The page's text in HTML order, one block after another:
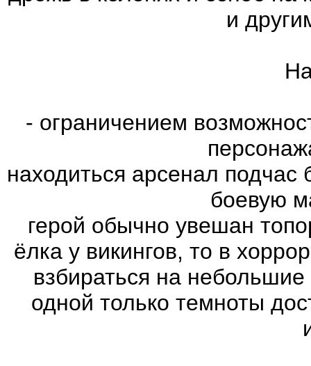
и
- ограничением
находиться арсенал
боевую
герой обычно увешан
ёлка у викингов, то в
взбираться на
одной только темноты